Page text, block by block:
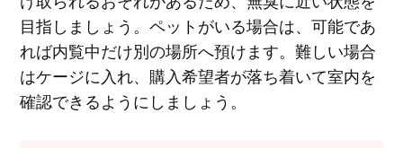
目指しましょう。ペットがいる場合は、可能であ
れば内覧中だけ別の場所へ預けます。難しい場合
はケージに入れ、購入希望者が落ち着いて室内を
確認できるようにしましょう。